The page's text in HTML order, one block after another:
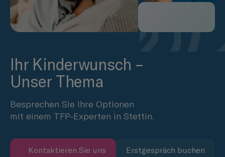
Ihr Kinderwunsch –
Unser Thema
Besprechen Sie Ihre Optionen
mit einem TFP-Experten in Stettin.
Kontaktieren Sie uns Erstgespräch buchen